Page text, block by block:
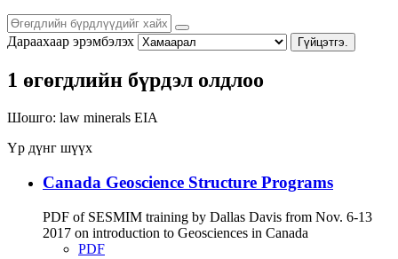
Дараахаар эрэмбэлэх Гүйцэтгэ.
1 өгөгдлийн бүрдэл олдлоо
Шошго: law minerals EIA
Үр дүнг шүүх
Canada Geoscience Structure Programs
PDF of SESMIM training by Dallas Davis from Nov. 6-13
2017 on introduction to Geosciences in Canada
PDF